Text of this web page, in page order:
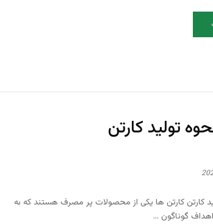
تولید کارتن
کارتن کارتن ها یکی از محصولات پر مصرف هستند که به
گوناگون ...